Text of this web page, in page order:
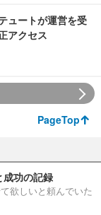
ュートが運営を受
アクセス
PageTop
成功の記録
欲しいと頼んでいた